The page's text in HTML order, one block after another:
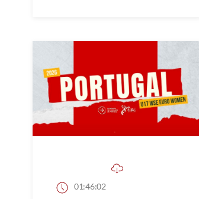
01:46:02